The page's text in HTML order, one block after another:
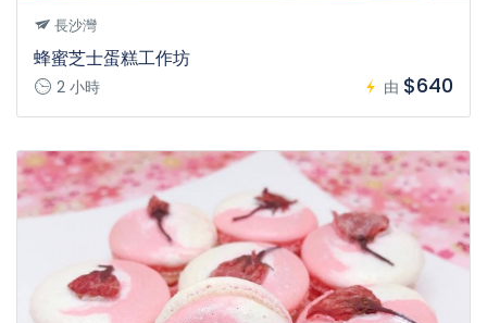
長沙灣
蜂蜜芝士蛋糕工作坊
2 小時 由 $640